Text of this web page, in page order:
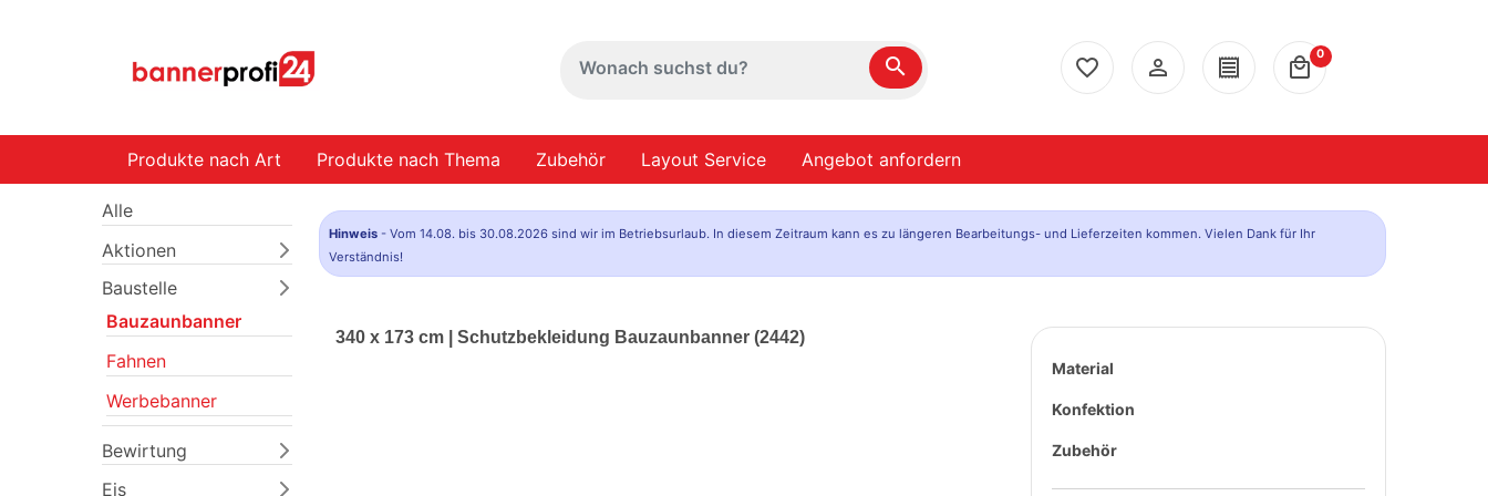
search favorite_border person_outline receipt local_mall
0
Produkte nach Art Produkte nach Thema Zubehör Layout Service Angebot anfordern
Alle
Aktionen
Baustelle
Bauzaunbanner
Fahnen
Werbebanner
Bewirtung
Eis
Hinweis - Vom 14.08. bis 30.08.2026 sind wir im Betriebsurlaub. In diesem Zeitraum kann es zu längeren Bearbeitungs- und Lieferzeiten kommen. Vielen Dank für Ihr
Verständnis!
340 x 173 cm | Schutzbekleidung Bauzaunbanner (2442)
Material
Konfektion
Zubehör